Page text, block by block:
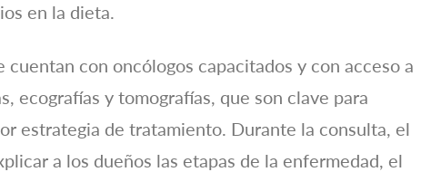
en la dieta.
con oncólogos capacitados y con acceso a
ecografías y tomografías, que son clave para
estrategia de tratamiento. Durante la consulta, el
a los dueños las etapas de la enfermedad, el